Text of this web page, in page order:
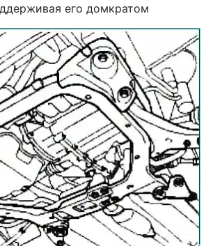
его домкратом